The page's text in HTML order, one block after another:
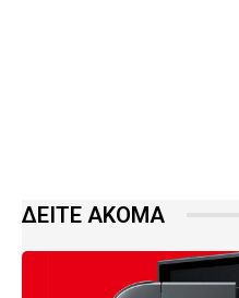
ΔΕΙΤΕ ΑΚΟΜΑ